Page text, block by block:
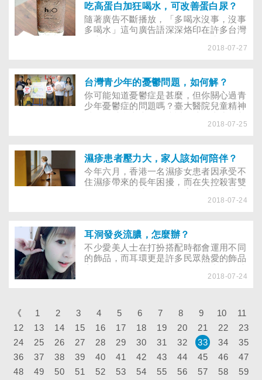
鐘被打亂呢？孔子曰：「吾日三省吾
身。」但夜深人靜總愛一個人胡思亂想，
失眠睡不著？工作壓力大、半夜總是突然
驚醒的人，又該怎麼做，才能在入睡後睡
吃高蛋白加狂喝水，可改善蛋白尿？
隨著廣告不斷播放，「多喝水沒事，沒事
多喝水」這句廣告語深深烙印在許多台灣
益身體健康，但喝多了也不太好，尤其是
正常排到體外，就會堆積在體內，加重心
臟負擔，如果不嚴格限制飲水，嚴重者可
能出現心衰的表現。
2018-07-27
台灣青少年的憂鬱問題，如何解？
你可能知道憂鬱症是甚麼，但你關心過青
少年憂鬱症的問題嗎？臺大醫院兒童精神
有精神健康方面的問題。而根據董氏基金
要專業協助。
2018-07-25
濕疹患者壓力大，家人該如何陪伴？
今年六月，香港一名濕疹女患者因承受不
住濕疹帶來的長年困擾，而在失控殺害雙
才意識到濕疹患者承受的社會壓力。患者
們應該如何處理情緒問題？親朋好友又該
如何支持患者呢？
2018-07-24
耳洞發炎流膿，怎麼辦？
不少愛美人士在打扮搭配時都會運用不同
的飾品，而耳環更是許多民眾熱愛的飾品
方都可以看到免費穿耳洞或手工穿耳洞的
2018-07-24
《 1 2 3 4 5 6 7 8 9 10
11
12
13 14 15 16 17 18 19 20 21 22
23
24
25 26 27 28 29 30 31 32 33 34
35
36
37 38 39 40 41 42 43 44 45 46
47
48
49 50 51 52 53 54 55 56 57 58
59